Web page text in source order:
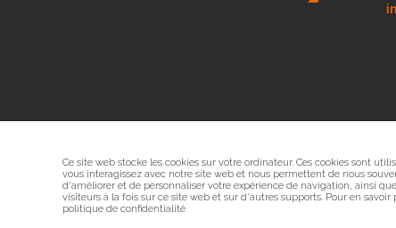
Ce site web stocke les cookies sur votre ordinateur. Ces cookies sont
vous interagissez avec notre site web et nous permettent de nous
d'améliorer et de personnaliser votre expérience de navigation, ainsi
visiteurs à la fois sur ce site web et sur d'autres supports. Pour en
politique de confidentialité